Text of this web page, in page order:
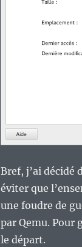
Bref, j’ai décidé
éviter que
une foudre de
par Qemu. Pour
le départ.